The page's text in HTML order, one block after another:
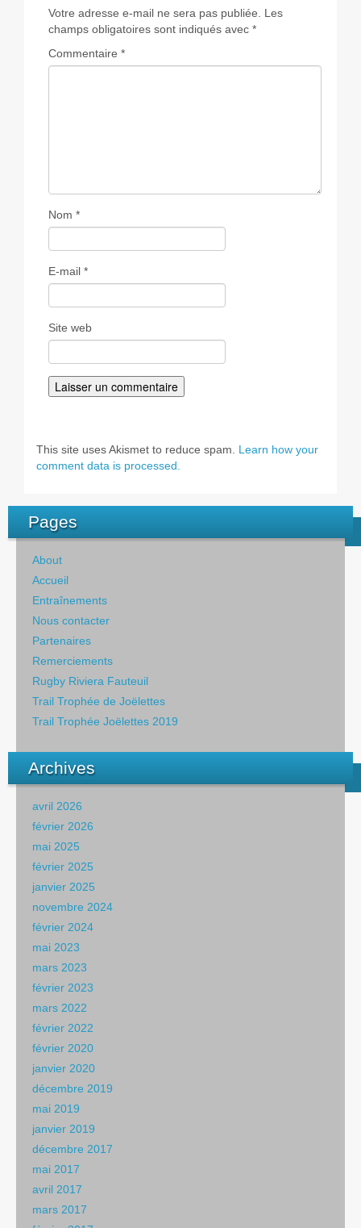
Votre adresse e-mail ne sera pas publiée. Les
champs obligatoires sont indiqués avec *
Commentaire *
Nom *
E-mail *
Site web
This site uses Akismet to reduce spam. Learn how your
comment data is processed.
Pages
About
Accueil
Entraînements
Nous contacter
Partenaires
Remerciements
Rugby Riviera Fauteuil
Trail Trophée de Joëlettes
Trail Trophée Joëlettes 2019
Archives
avril 2026
février 2026
mai 2025
février 2025
janvier 2025
novembre 2024
février 2024
mai 2023
mars 2023
février 2023
mars 2022
février 2022
février 2020
janvier 2020
décembre 2019
mai 2019
janvier 2019
décembre 2017
mai 2017
avril 2017
mars 2017